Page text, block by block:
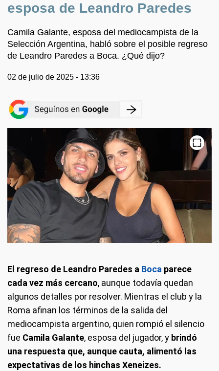
esposa de Leandro Paredes
Camila Galante, esposa del mediocampista de la
Selección Argentina, habló sobre el posible regreso
de Leandro Paredes a Boca. ¿Qué dijo?
02 de julio de 2025 - 13:36
El regreso de Leandro Paredes a Boca parece
cada vez más cercano, aunque todavía quedan
algunos detalles por resolver. Mientras el club y la
Roma afinan los términos de la salida del
mediocampista argentino, quien rompió el silencio
fue Camila Galante, esposa del jugador, y brindó
una respuesta que, aunque cauta, alimentó las
expectativas de los hinchas Xeneizes.